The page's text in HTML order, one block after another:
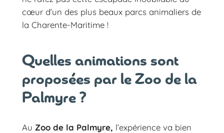
cœur d’un des plus beaux parcs animaliers de
la Charente-Maritime !
Quelles animations sont
proposées par le Zoo de la
Palmyre ?
Au Zoo de la Palmyre, l’expérience va bien